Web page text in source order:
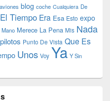
aviones blog coche Cualquiera De
El Tiempo Era Esa Esto expo
Mano Merece La Pena Mis Nada
pilotos Punto De Vista Que Es
Unos Voy Ya Y Sin